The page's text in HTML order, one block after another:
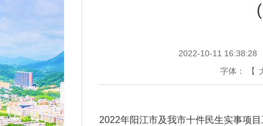
2022-10-11 16:38:28
字体：
【
2022年阳江市及我市十件民生实事项